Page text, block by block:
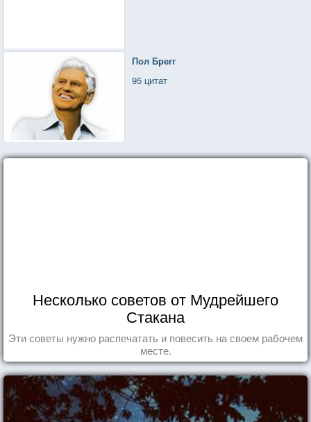
Пол Брегг
95 цитат
Несколько советов от Мудрейшего
Стакана
Эти советы нужно распечатать и повесить на своем рабочем
месте.